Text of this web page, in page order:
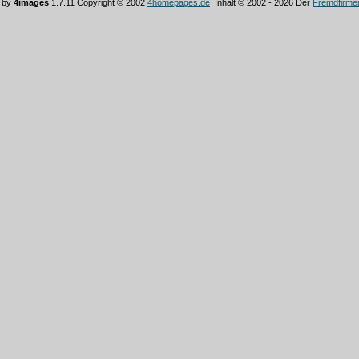
by 4images 1.7.11 Copyright © 2002 4homepages.de Inhalt © 2002 - 2026 Der